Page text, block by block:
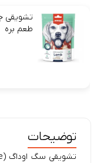
تشویقی
طعم بره
توضیحات
تشویقی سگ اوداگ